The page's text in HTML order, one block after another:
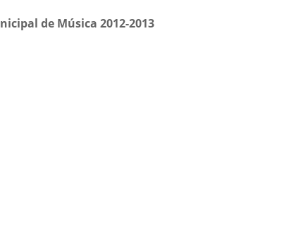
de Música 2012-2013